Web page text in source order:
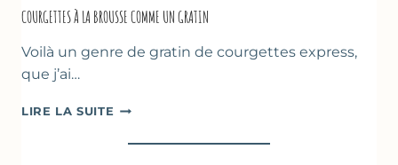
COURGETTES À LA BROUSSE COMME UN GRATIN
Voilà un genre de gratin de courgettes express,
que j’ai…
LIRE LA SUITE COURGETTES
LA